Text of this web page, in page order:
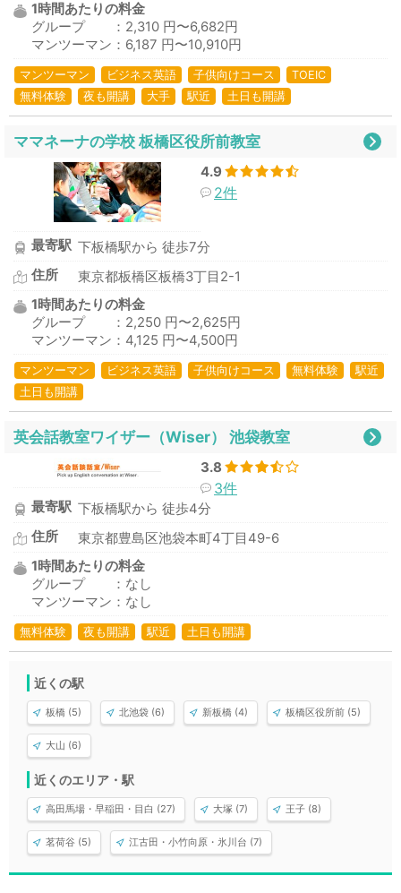
1時間あたりの料金
グループ ：2,310 円〜6,682円
マンツーマン：6,187 円〜10,910円
マンツーマン ビジネス英語 子供向けコース
TOEIC
無料体験
夜も開講 大手 駅近 土日も開講
ママネーナの学校 板橋区役所前教室
4.9
2件
最寄駅 下板橋駅から 徒歩7分
住所
東京都板橋区板橋3丁目2-1
1時間あたりの料金
グループ ：2,250 円〜2,625円
マンツーマン：4,125 円〜4,500円
マンツーマン ビジネス英語 子供向けコース 無料体験
駅近
土日も開講
英会話教室ワイザー（Wiser） 池袋教室
3.8
3件
最寄駅 下板橋駅から 徒歩4分
住所
東京都豊島区池袋本町4丁目49-6
1時間あたりの料金
グループ ：なし
マンツーマン：なし
無料体験 夜も開講 駅近 土日も開講
近くの駅
板橋 (5) 北池袋 (6) 新板橋 (4) 板橋区役所前 (5)
大山 (6)
近くのエリア・駅
高田馬場・早稲田・目白 (27) 大塚 (7) 王子 (8)
茗荷谷 (5) 江古田・小竹向原・氷川台 (7)